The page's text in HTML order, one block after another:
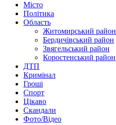
Місто
Політика
Область
Житомирський район
Бердичівський район
Звягельський район
Коростенський район
ДТП
Кримінал
Гроші
Спорт
Цікаво
Скандали
Фото/Відео